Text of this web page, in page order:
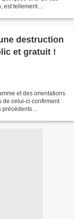
est tellement
destruction
et gratuit !
et des orientations
de celui-ci confirment
précédents